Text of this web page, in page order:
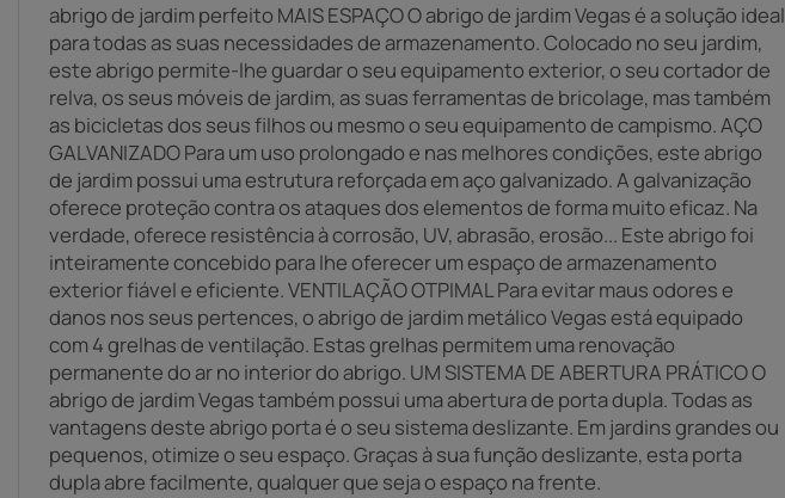
abrigo de jardim perfeito MAIS ESPAÇO O abrigo de jardim Vegas é a solução ideal
para todas as suas necessidades de armazenamento. Colocado no seu jardim,
este abrigo permite-lhe guardar o seu equipamento exterior, o seu cortador de
relva, os seus móveis de jardim, as suas ferramentas de bricolage, mas também
as bicicletas dos seus filhos ou mesmo o seu equipamento de campismo. AÇO
GALVANIZADO Para um uso prolongado e nas melhores condições, este abrigo
de jardim possui uma estrutura reforçada em aço galvanizado. A galvanização
oferece proteção contra os ataques dos elementos de forma muito eficaz. Na
verdade, oferece resistência à corrosão, UV, abrasão, erosão... Este abrigo foi
inteiramente concebido para lhe oferecer um espaço de armazenamento
exterior fiável e eficiente. VENTILAÇÃO OTPIMAL Para evitar maus odores e
danos nos seus pertences, o abrigo de jardim metálico Vegas está equipado
com 4 grelhas de ventilação. Estas grelhas permitem uma renovação
permanente do ar no interior do abrigo. UM SISTEMA DE ABERTURA PRÁTICO O
abrigo de jardim Vegas também possui uma abertura de porta dupla. Todas as
vantagens deste abrigo porta é o seu sistema deslizante. Em jardins grandes ou
pequenos, otimize o seu espaço. Graças à sua função deslizante, esta porta
dupla abre facilmente, qualquer que seja o espaço na frente.